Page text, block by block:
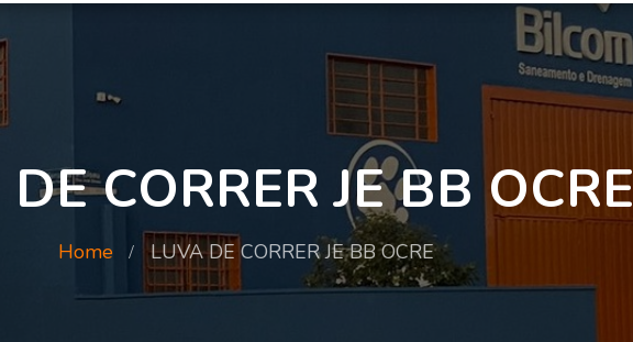
CORRER JE BB OCRE
Home LUVA DE CORRER JE BB OCRE